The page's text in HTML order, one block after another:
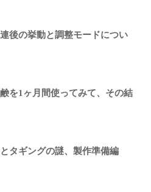
後の挙動と調整モードについ
を1ヶ月間使ってみて、その結
タギングの謎、製作準備編